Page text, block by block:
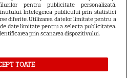
– Toate Drepturile rezervate
sunt interzise minorilor.
pentru publicitate personalizată.
Înțelegerea publicului prin statistici
diferite. Utilizarea datelor limitate pentru a
date limitate pentru a selecta publicitatea.
prin scanarea dispozitivului.
TOATE